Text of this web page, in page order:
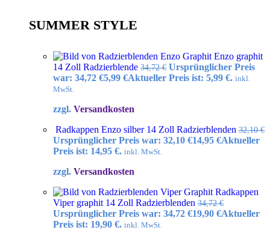
SUMMER STYLE
Enzo graphit
14 Zoll Radzierblende 34,72€ Ursprünglicher Preis
war: 34,72 €5,99 €Aktueller Preis ist: 5,99 €. inkl.
MwSt.
zzgl. Versandkosten
Radkappen Enzo silber 14 Zoll Radzierblenden 32,10€
Ursprünglicher Preis war: 32,10 €14,95 €Aktueller
Preis ist: 14,95 €. inkl. MwSt.
zzgl. Versandkosten
Radkappen
Viper graphit 14 Zoll Radzierblenden 34,72€
Ursprünglicher Preis war: 34,72 €19,90 €Aktueller
Preis ist: 19,90 €. inkl. MwSt.